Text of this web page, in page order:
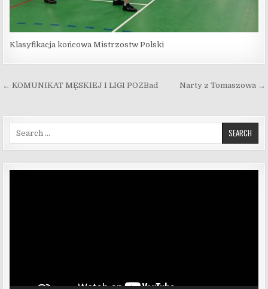
Klasyfikacja końcowa Mistrzostw Polski
Nawigacja wpisu Narty z Tomaszowa →
← KOMUNIKAT MĘSKIEJ I LIGI POZBad
Search for: